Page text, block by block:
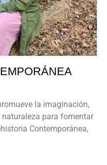
la imaginación,
para fomentar
Contemporánea,